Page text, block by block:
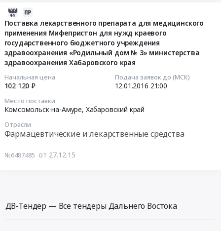
Поставка лекарственного препарата для медицинского
применения Мифепристон для нужд краевого
государственного бюджетного учреждения
здравоохранения «Родильный дом № 3» министерства
здравоохранения Хабаровского края
Начальная цена
102 120 ₽
Подача заявок до (МСК)
12.01.2016 21:00
Место поставки
Комсомольск-на-Амуре, Хабаровский край
Отрасли
Фармацевтические и лекарственные средства
№6487485 от 27.12.15
ДВ-Тендер — Все тендеры Дальнего Востока